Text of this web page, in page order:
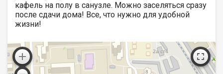
кафель на полу в санузле. Можно заселяться сразу
после сдачи дома! Все, что нужно для удобной
жизни!